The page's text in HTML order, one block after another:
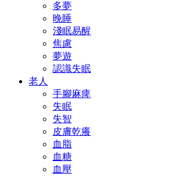
多夢
晚睡
淺眠易醒
焦慮
夢遊
認識失眠
老人
手腳麻痺
失眠
失智
皮膚乾癢
血脂
血糖
血壓